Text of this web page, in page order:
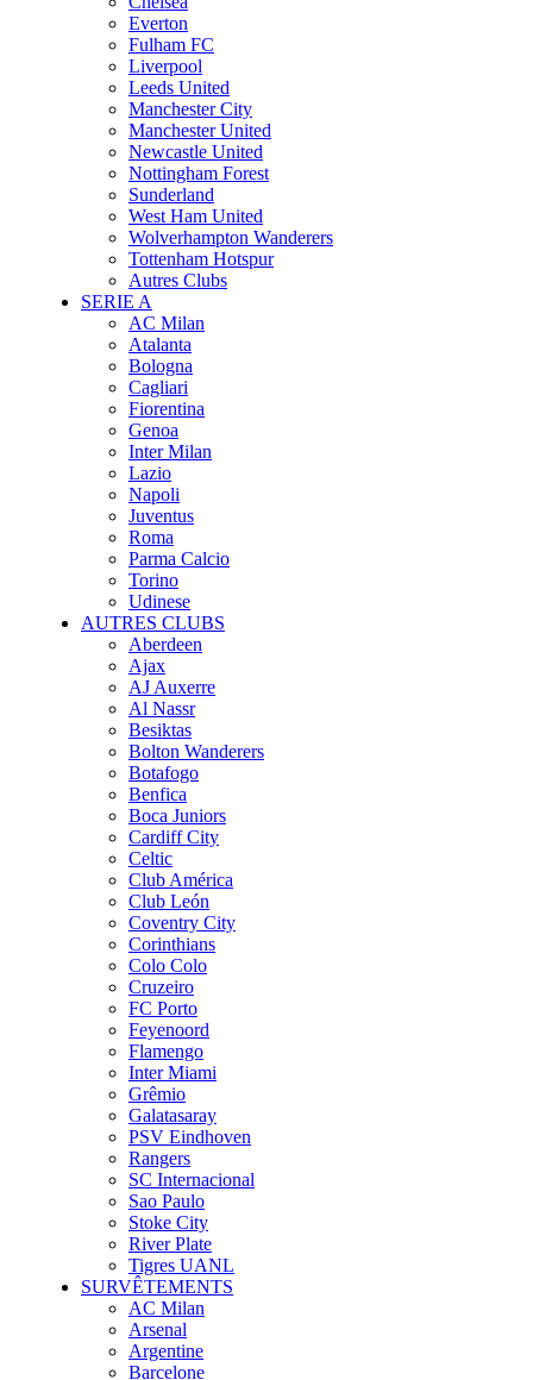
Everton
Fulham FC
Liverpool
Leeds United
Manchester City
Manchester United
Newcastle United
Nottingham Forest
Sunderland
West Ham United
Wolverhampton Wanderers
Tottenham Hotspur
Autres Clubs
SERIE A
AC Milan
Atalanta
Bologna
Cagliari
Fiorentina
Genoa
Inter Milan
Lazio
Napoli
Juventus
Roma
Parma Calcio
Torino
Udinese
AUTRES CLUBS
Aberdeen
Ajax
AJ Auxerre
Al Nassr
Besiktas
Bolton Wanderers
Botafogo
Benfica
Boca Juniors
Cardiff City
Celtic
Club América
Club León
Coventry City
Corinthians
Colo Colo
Cruzeiro
FC Porto
Feyenoord
Flamengo
Inter Miami
Grêmio
Galatasaray
PSV Eindhoven
Rangers
SC Internacional
Sao Paulo
Stoke City
River Plate
Tigres UANL
SURVÊTEMENTS
AC Milan
Arsenal
Argentine
Barcelone